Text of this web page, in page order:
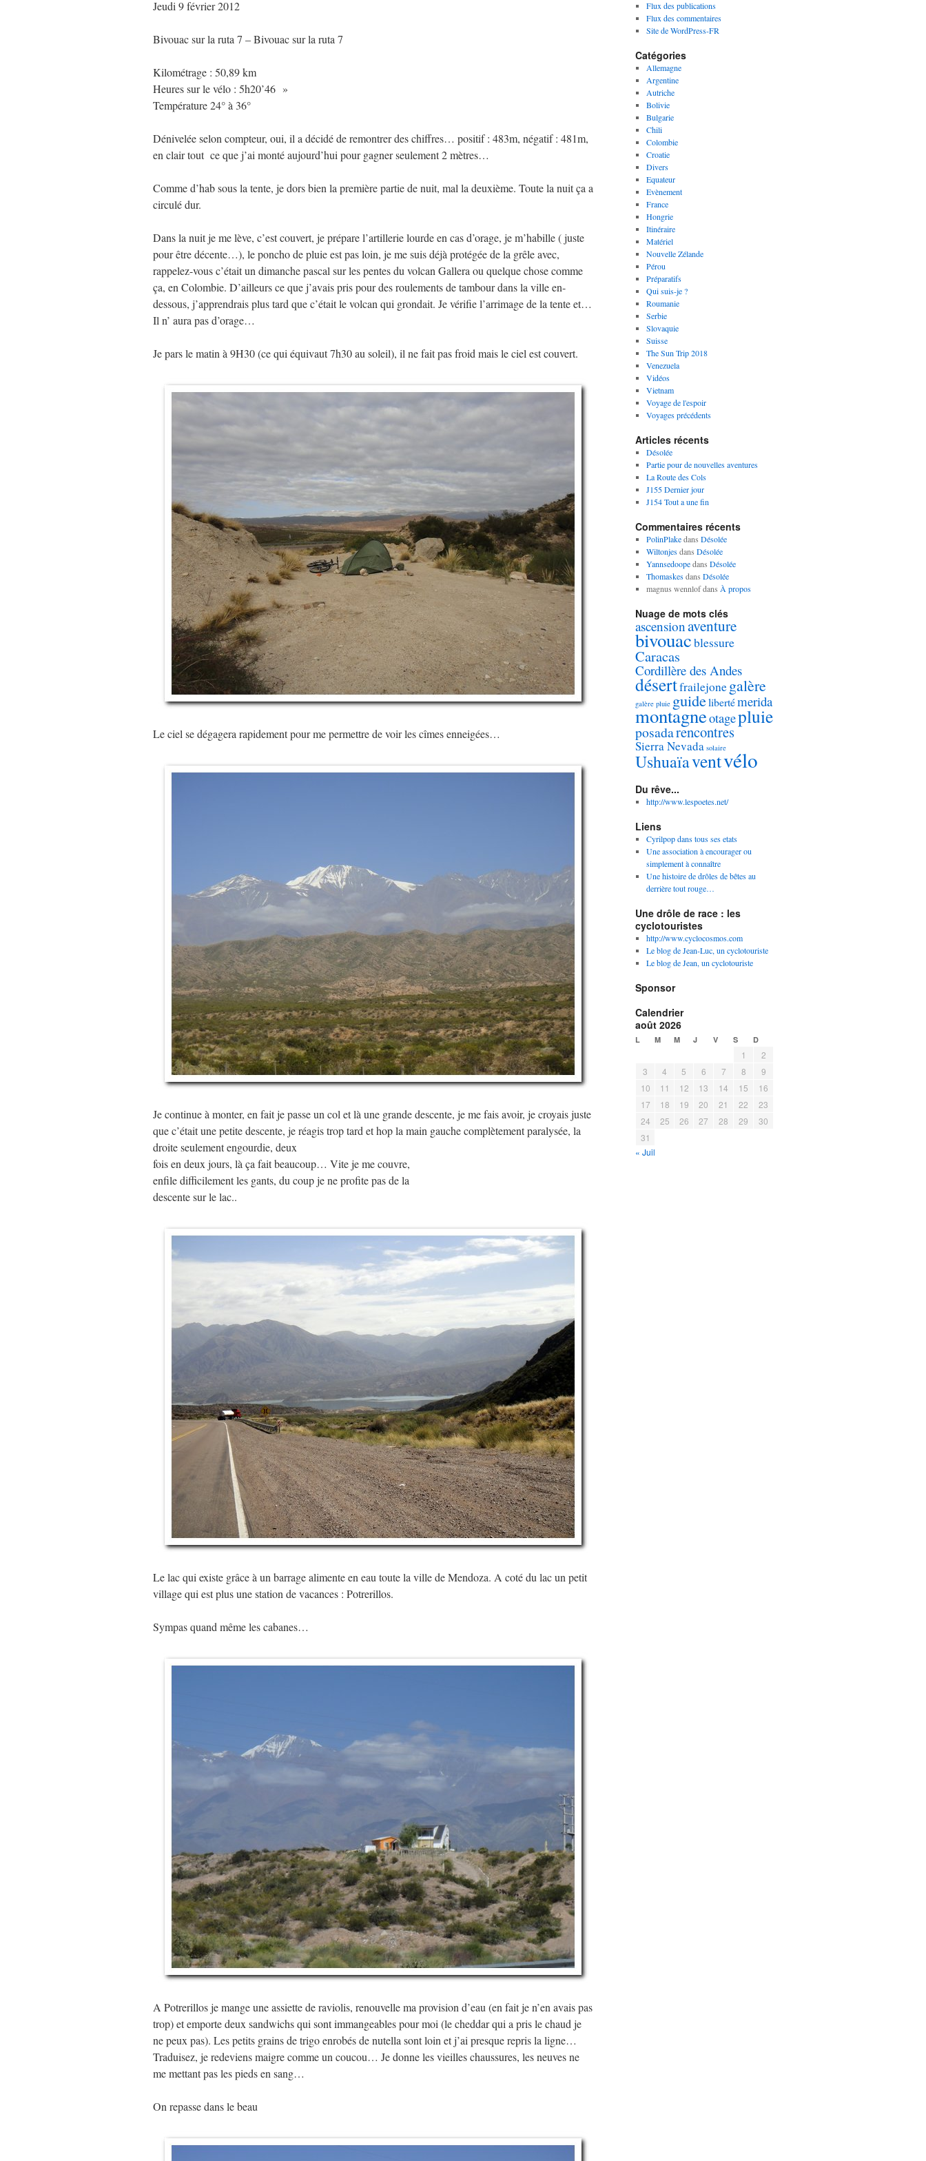
Jeudi 9 février 2012
Bivouac sur la ruta 7 – Bivouac sur la ruta 7
Kilométrage : 50,89 km
Heures sur le vélo : 5h20’46 »
Température 24° à 36°
Dénivelée selon compteur, oui, il a décidé de remontrer des chiffres… positif : 483m, négatif : 481m,
en clair tout ce que j’ai monté aujourd’hui pour gagner seulement 2 mètres…
Comme d’hab sous la tente, je dors bien la première partie de nuit, mal la deuxième. Toute la nuit ça a
circulé dur.
Dans la nuit je me lève, c’est couvert, je prépare l’artillerie lourde en cas d’orage, je m’habille ( juste
pour être décente…), le poncho de pluie est pas loin, je me suis déjà protégée de la grêle avec,
rappelez-vous c’était un dimanche pascal sur les pentes du volcan Gallera ou quelque chose comme
ça, en Colombie. D’ailleurs ce que j’avais pris pour des roulements de tambour dans la ville en-
dessous, j’apprendrais plus tard que c’était le volcan qui grondait. Je vérifie l’arrimage de la tente et…
Il n’ aura pas d’orage…
Je pars le matin à 9H30 (ce qui équivaut 7h30 au soleil), il ne fait pas froid mais le ciel est couvert.
Le ciel se dégagera rapidement pour me permettre de voir les cîmes enneigées…
Je continue à monter, en fait je passe un col et là une grande descente, je me fais avoir, je croyais juste
que c’était une petite descente, je réagis trop tard et hop la main gauche complètement paralysée, la
droite seulement engourdie, deux
fois en deux jours, là ça fait beaucoup… Vite je me couvre,
enfile difficilement les gants, du coup je ne profite pas de la
descente sur le lac..
Le lac qui existe grâce à un barrage alimente en eau toute la ville de Mendoza. A coté du lac un petit
village qui est plus une station de vacances : Potrerillos.
Sympas quand même les cabanes…
A Potrerillos je mange une assiette de raviolis, renouvelle ma provision d’eau (en fait je n’en avais pas
trop) et emporte deux sandwichs qui sont immangeables pour moi (le cheddar qui a pris le chaud je
ne peux pas). Les petits grains de trigo enrobés de nutella sont loin et j’ai presque repris la ligne…
Traduisez, je redeviens maigre comme un coucou… Je donne les vieilles chaussures, les neuves ne
me mettant pas les pieds en sang…
On repasse dans le beau
Flux des publications
Flux des commentaires
Site de WordPress-FR
Catégories
Allemagne
Argentine
Autriche
Bolivie
Bulgarie
Chili
Colombie
Croatie
Divers
Equateur
Evènement
France
Hongrie
Itinéraire
Matériel
Nouvelle Zélande
Pérou
Préparatifs
Qui suis-je ?
Roumanie
Serbie
Slovaquie
Suisse
The Sun Trip 2018
Venezuela
Vidéos
Vietnam
Voyage de l'espoir
Voyages précédents
Articles récents
Désolée
Partie pour de nouvelles aventures
La Route des Cols
J155 Dernier jour
J154 Tout a une fin
Commentaires récents
PolinPlakedans Désolée
Wiltonjesdans Désolée
Yannsedoopedans Désolée
Thomaskesdans Désolée
magnus wennlofdans À propos
Nuage de mots clés
ascensionaventure
bivouacblessure
Caracas
Cordillère des Andes
désertfrailejonegalère
galère pluie guidelibertémerida
montagneotagepluie
posadarencontres
Sierra Nevada solaire
Ushuaïaventvélo
Du rêve...
http://www.lespoetes.net/
Liens
Cyrilpop dans tous ses etats
Une association à encourager ou
simplement à connaître
Une histoire de drôles de bêtes au
derrière tout rouge…
Une drôle de race : les
cyclotouristes
http://www.cyclocosmos.com
Le blog de Jean-Luc, un cyclotouriste
Le blog de Jean, un cyclotouriste
Sponsor
Calendrier
août 2026
L M M J V S D
1
2
3
4 5 6 7 8
9
10
11 12 13 14 15
16
17
18 19 20 21 22
23
24
25 26 27 28 29
30
31
« Juil